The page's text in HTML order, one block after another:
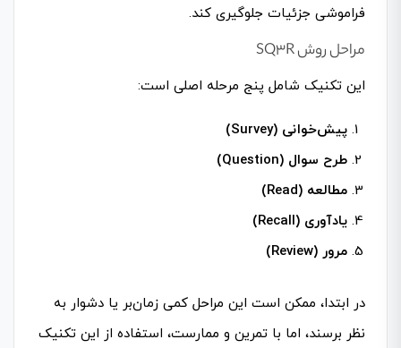
فراموشی جزئیات جلوگیری کند.
مراحل روش SQ3R
این تکنیک شامل پنج مرحله اصلی است:
پیش‌خوانی (Survey)
طرح سوال (Question)
مطالعه (Read)
یادآوری (Recall)
مرور (Review)
در ابتدا، ممکن است این مراحل کمی زمان‌بر یا دشوار به
نظر برسند، اما با تمرین و ممارست، استفاده از این تکنیک